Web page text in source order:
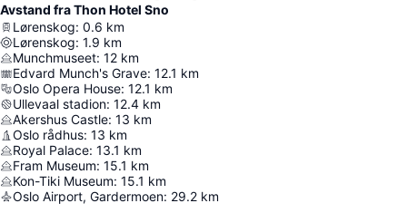
Avstand fra Thon Hotel Sno
Lørenskog: 0.6 km
Lørenskog: 1.9 km
Munchmuseet: 12 km
Edvard Munch's Grave: 12.1 km
Oslo Opera House: 12.1 km
Ullevaal stadion: 12.4 km
Akershus Castle: 13 km
Oslo rådhus: 13 km
Royal Palace: 13.1 km
Fram Museum: 15.1 km
Kon-Tiki Museum: 15.1 km
Oslo Airport, Gardermoen: 29.2 km